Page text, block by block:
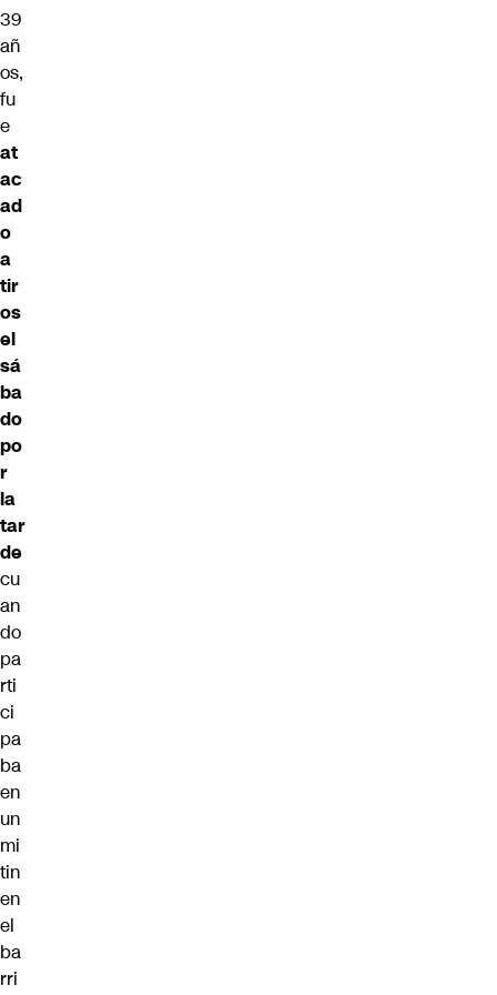
39
añ
os,
fu
e
at
ac
ad
o
a
tir
os
el
sá
ba
do
po
r
la
tar
de
cu
an
do
pa
rti
ci
pa
ba
en
un
mi
tin
en
el
ba
rri